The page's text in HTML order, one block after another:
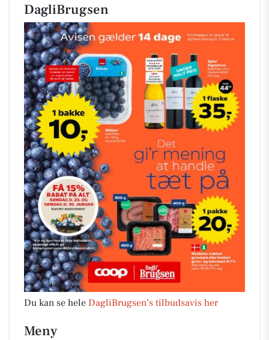
DagliBrugsen
Du kan se hele DagliBrugsen’s tilbudsavis her
Meny